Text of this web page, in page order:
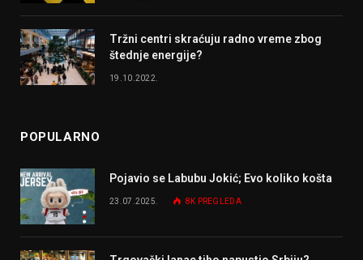
Tržni centri skraćuju radno vreme zbog
štednje energije?
19.10.2022.
POPULARNO
Pojavio se Labubu Jokić; Evo koliko košta
23.07.2025. 8K PREGLEDA